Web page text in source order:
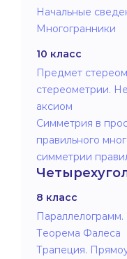
Начальные
Многогранники
10 класс
Предмет
стереометрии.
аксиом
Симметрия в
правильного
симметрии
8 класс
Теорема Фалеса
Трапеция.